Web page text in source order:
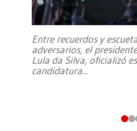
Entre recuerdos y
adversarios, el
Lula da Silva, oficializó
candidatura...